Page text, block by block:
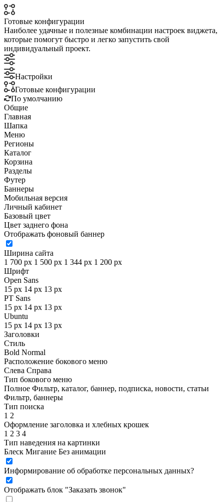
Готовые конфигурации
Наиболее удачные и полезные комбинации настроек виджета,
которые помогут быстро и легко запустить свой
индивидуальный проект.
Настройки
Готовые конфигурации
По умолчанию
Общие
Главная
Шапка
Меню
Регионы
Каталог
Корзина
Разделы
Футер
Баннеры
Мобильная версия
Личный кабинет
Базовый цвет
Цвет заднего фона
Отображать фоновый баннер
Ширина сайта
1 700 px 1 500 px 1 344 px 1 200 px
Шрифт
Open Sans
15 px 14 px 13 px
PT Sans
15 px 14 px 13 px
Ubuntu
15 px 14 px 13 px
Заголовки
Стиль
Bold Normal
Расположение бокового меню
Слева Справа
Тип бокового меню
Полное Фильтр, каталог, баннер, подписка, новости, статьи
Фильтр, баннеры
Тип поиска
1 2
Оформление заголовка и хлебных крошек
1 2 3 4
Тип наведения на картинки
Блеск Мигание Без анимации
Информирование об обработке персональных данных?
Отображать блок "Заказать звонок"